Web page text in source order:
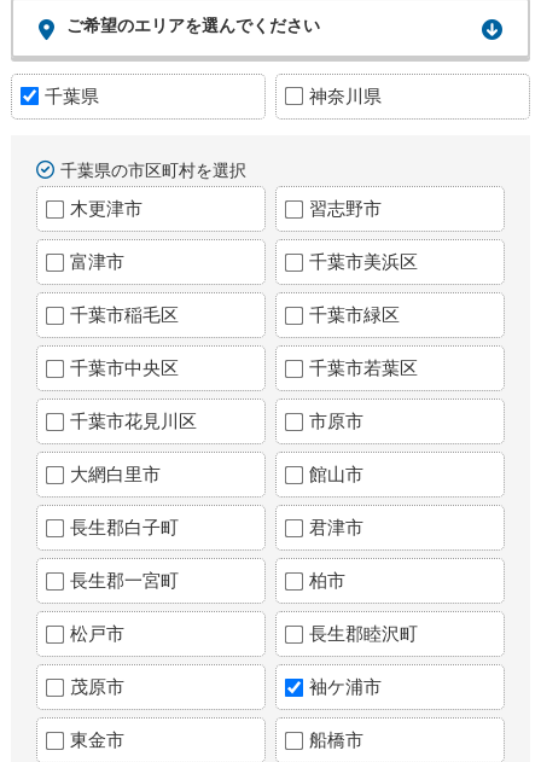
ご希望のエリアを選んでください
千葉県 神奈川県
千葉県の市区町村を選択
木更津市 習志野市
富津市 千葉市美浜区
千葉市稲毛区 千葉市緑区
千葉市中央区 千葉市若葉区
千葉市花見川区 市原市
大網白里市 館山市
長生郡白子町 君津市
長生郡一宮町 柏市
松戸市 長生郡睦沢町
茂原市 袖ケ浦市
東金市 船橋市